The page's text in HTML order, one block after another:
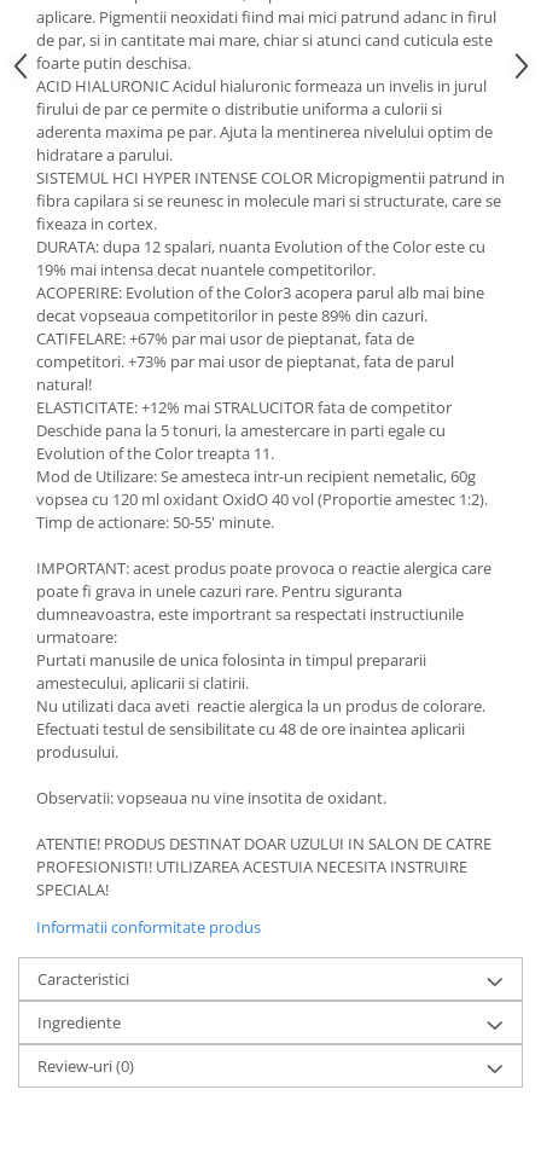
aplicare. Pigmentii neoxidati fiind mai mici patrund adanc in firul
de par, si in cantitate mai mare, chiar si atunci cand cuticula este
foarte putin deschisa.
ACID HIALURONIC Acidul hialuronic formeaza un invelis in jurul
firului de par ce permite o distributie uniforma a culorii si
aderenta maxima pe par. Ajuta la mentinerea nivelului optim de
hidratare a parului.
SISTEMUL HCI HYPER INTENSE COLOR Micropigmentii patrund in
fibra capilara si se reunesc in molecule mari si structurate, care se
fixeaza in cortex.
DURATA: dupa 12 spalari, nuanta Evolution of the Color este cu
19% mai intensa decat nuantele competitorilor.
ACOPERIRE: Evolution of the Color3 acopera parul alb mai bine
decat vopseaua competitorilor in peste 89% din cazuri.
CATIFELARE: +67% par mai usor de pieptanat, fata de
competitori. +73% par mai usor de pieptanat, fata de parul
natural!
ELASTICITATE: +12% mai STRALUCITOR fata de competitor
Deschide pana la 5 tonuri, la amestercare in parti egale cu
Evolution of the Color treapta 11.
Mod de Utilizare: Se amesteca intr-un recipient nemetalic, 60g
vopsea cu 120 ml oxidant OxidO 40 vol (Proportie amestec 1:2).
Timp de actionare: 50-55' minute.
IMPORTANT: acest produs poate provoca o reactie alergica care
poate fi grava in unele cazuri rare. Pentru siguranta
dumneavoastra, este importrant sa respectati instructiunile
urmatoare:
Purtati manusile de unica folosinta in timpul prepararii
amestecului, aplicarii si clatirii.
Nu utilizati daca aveti reactie alergica la un produs de colorare.
Efectuati testul de sensibilitate cu 48 de ore inaintea aplicarii
produsului.
Observatii: vopseaua nu vine insotita de oxidant.
ATENTIE! PRODUS DESTINAT DOAR UZULUI IN SALON DE CATRE
PROFESIONISTI! UTILIZAREA ACESTUIA NECESITA INSTRUIRE
SPECIALA!
Informatii conformitate produs
Caracteristici
Ingrediente
Review-uri(0)